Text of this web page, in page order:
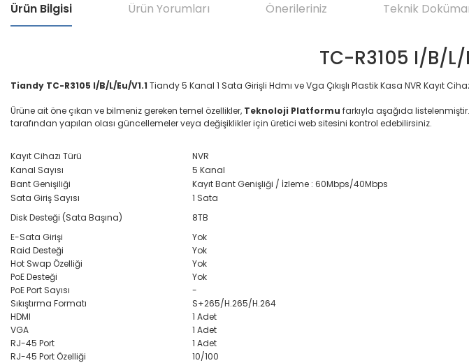
Ürün Bilgisi Ürün Yorumları Önerileriniz Teknik
TC-R3105 I/B/L/
Tiandy TC-R3105 I/B/L/Eu/V1.1 Tiandy 5 Kanal 1 Sata Girişli Hdmı ve Vga Çıkışlı Plastik Kasa NVR Kayıt
Ürüne ait öne çıkan ve bilmeniz gereken temel özellikler, Teknoloji Platformu farkıyla aşağıda
tarafından yapılan olası güncellemeler veya değişiklikler için üretici web sitesini kontrol edebilirsiniz.
Kayıt Cihazı Türü
NVR
Kanal Sayısı
5 Kanal
Bant Genişiliği
Kayıt Bant Genişliği / İzleme : 60Mbps/40Mbps
Sata Giriş Sayısı
1 Sata
Disk Desteği (Sata Başına)
8TB
E-Sata Girişi
Yok
Raid Desteği
Yok
Hot Swap Özelliği
Yok
PoE Desteği
Yok
PoE Port Sayısı
-
Sıkıştırma Formatı
S+265/H.265/H.264
HDMI
1 Adet
VGA
1 Adet
RJ-45 Port
1 Adet
RJ-45 Port Özelliği
10/100